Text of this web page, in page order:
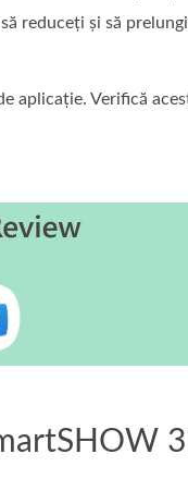
reduceți și să
aplicație. Verifică